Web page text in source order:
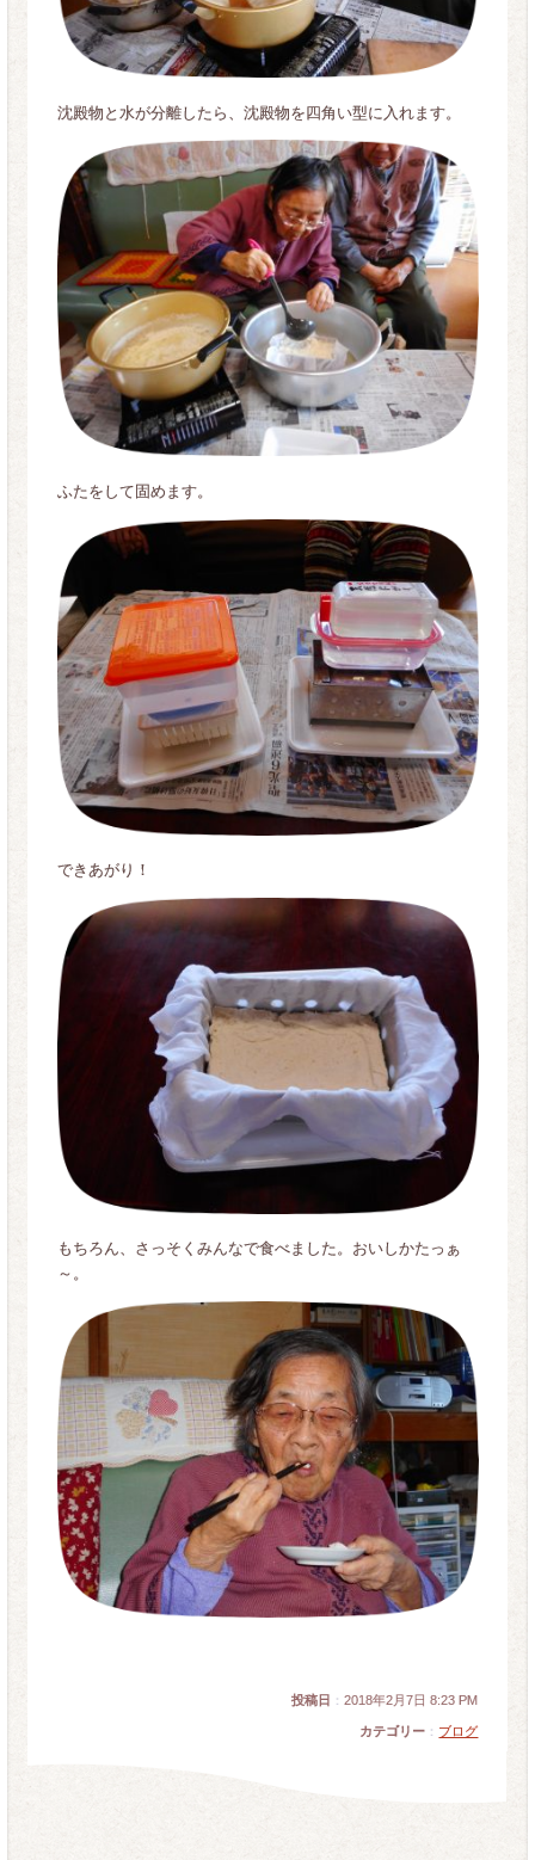
沈殿物と水が分離したら、沈殿物を四角い型に入れます。
ふたをして固めます。
できあがり！
もちろん、さっそくみんなで食べました。おいしかたっぁ
～。
投稿日 ：2018年2月7日 8:23 PM
カテゴリー ： ブログ